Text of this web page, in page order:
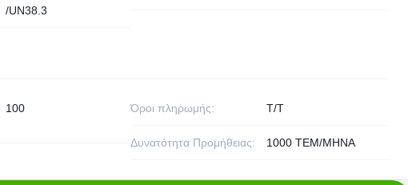
/UN38.3
100 Όροι πληρωμής: T/T
Δυνατότητα Προμήθειας: 1000 ΤΕΜ/ΜΗΝΑ